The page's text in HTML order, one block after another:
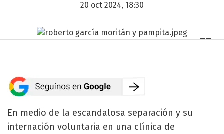
20 oct 2024, 18:30
En medio de la escandalosa separación y su
internación voluntaria en una clínica de